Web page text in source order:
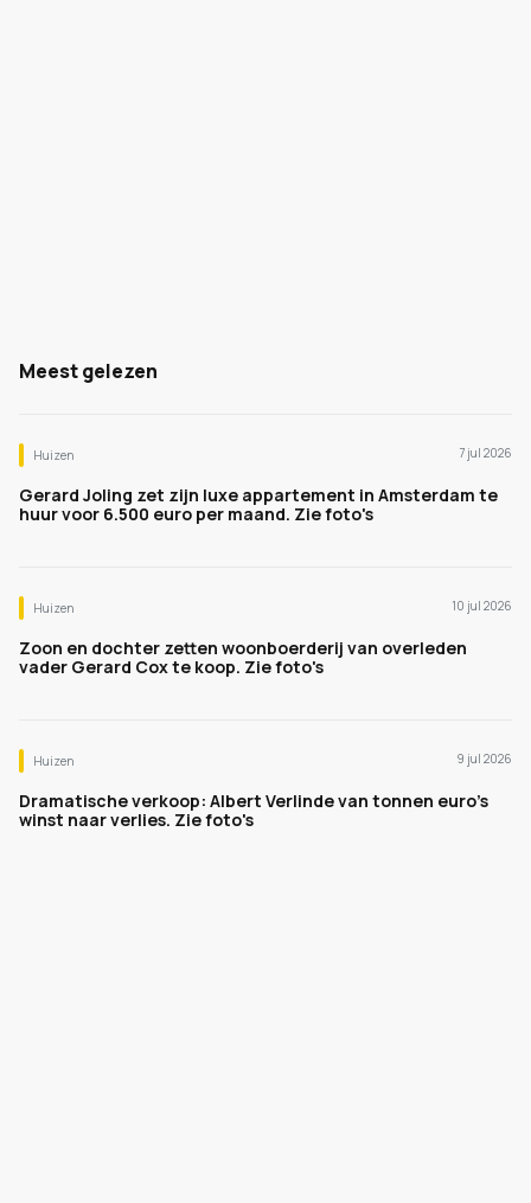
Meest gelezen
Huizen 7 jul 2026
Gerard Joling zet zijn luxe appartement in Amsterdam te
huur voor 6.500 euro per maand. Zie foto's
Huizen 10 jul 2026
Zoon en dochter zetten woonboerderij van overleden
vader Gerard Cox te koop. Zie foto's
Huizen 9 jul 2026
Dramatische verkoop: Albert Verlinde van tonnen euro's
winst naar verlies. Zie foto's